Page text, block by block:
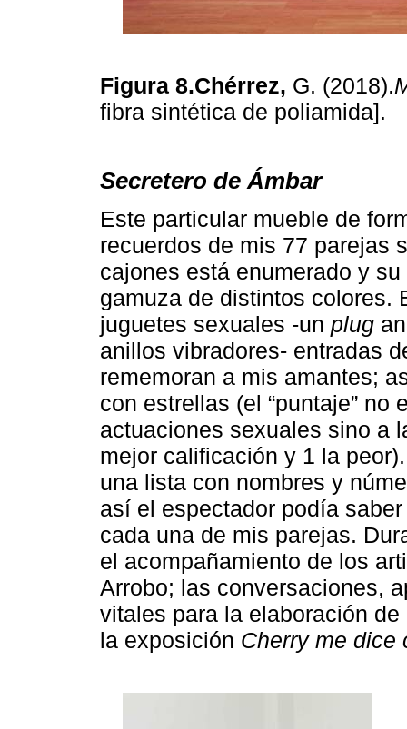
Figura 8.Chérrez, G. (2018).
fibra sintética de poliamida].
Secretero de Ámbar
Este particular mueble de
recuerdos de mis 77 parejas
cajones está enumerado y
gamuza de distintos colores.
juguetes sexuales -un plug
anillos vibradores- entradas
rememoran a mis amantes;
con estrellas (el “puntaje”
actuaciones sexuales sino a
mejor calificación y 1 la
una lista con nombres y
así el espectador podía
cada una de mis parejas.
el acompañamiento de los
Arrobo; las conversaciones,
vitales para la elaboración
la exposición Cherry me dice